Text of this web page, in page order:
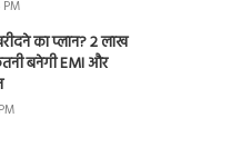
का प्लान? 2 लाख
बनेगी EMI और